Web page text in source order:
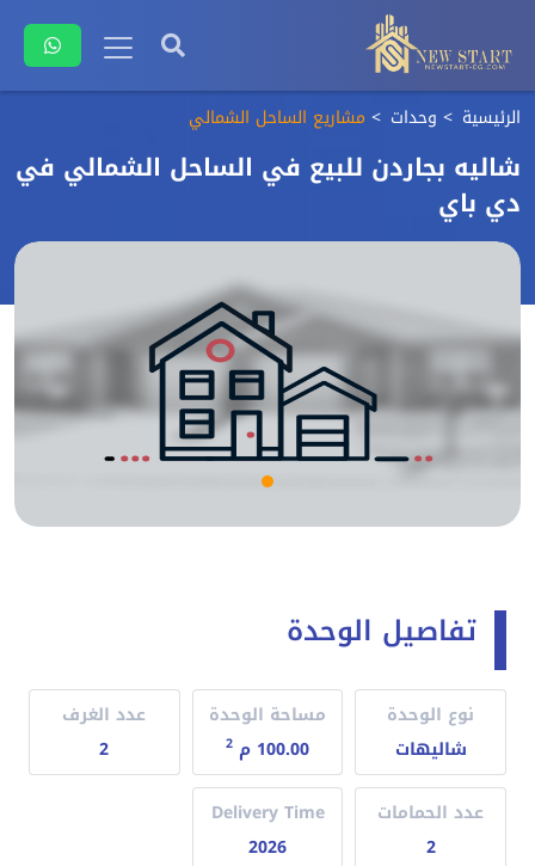
الرئيسية وحدات مشاريع الساحل الشمالي
شاليه بجاردن للبيع في الساحل الشمالي في
دي باي
تفاصيل الوحدة
نوع الوحدة
شاليهات
مساحة الوحدة
100.00 م
2
عدد الغرف
2
عدد الحمامات
2
Delivery Time
2026